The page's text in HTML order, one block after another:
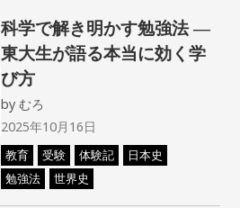
科学で解き明かす勉強法 ―
東大生が語る本当に効く学
び方
byむろ
2025年10月16日
教育 受験 体験記
日本史
勉強法
世界史